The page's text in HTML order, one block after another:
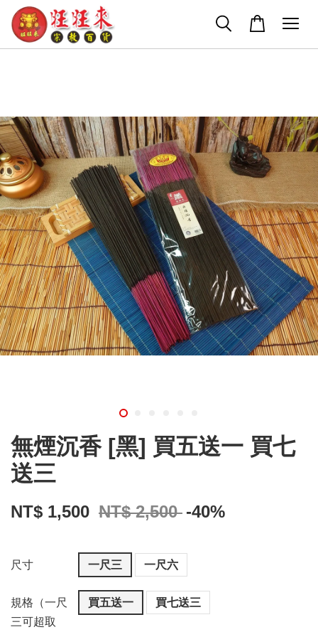
無煙沉香 [黑] 買五送一 買七
送三
NT$ 1,500 NT$ 2,500 -40%
尺寸 一尺三 一尺六
規格（一尺
三可超取
買五送一 買七送三